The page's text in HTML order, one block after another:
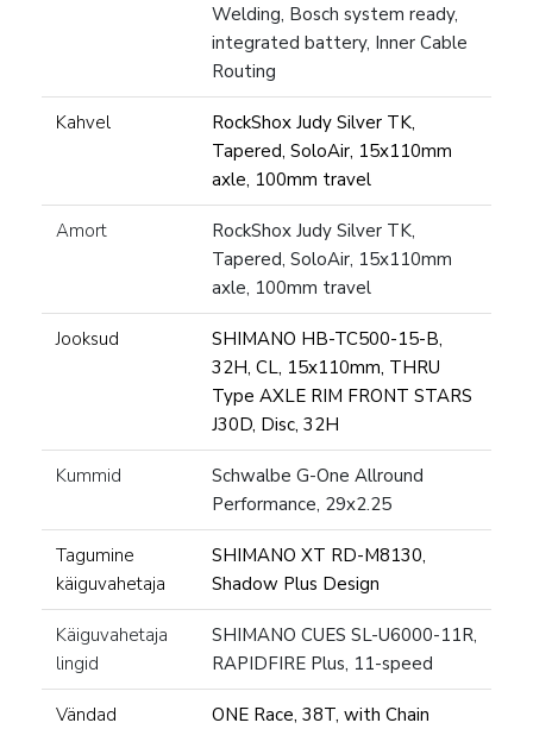
Welding, Bosch system ready,
integrated battery, Inner Cable
Routing
Kahvel
RockShox Judy Silver TK,
Tapered, SoloAir, 15x110mm
axle, 100mm travel
Amort
RockShox Judy Silver TK,
Tapered, SoloAir, 15x110mm
axle, 100mm travel
Jooksud
SHIMANO HB-TC500-15-B,
32H, CL, 15x110mm, THRU
Type AXLE RIM FRONT STARS
J30D, Disc, 32H
Kummid
Schwalbe G-One Allround
Performance, 29x2.25
Tagumine
käiguvahetaja
SHIMANO XT RD-M8130,
Shadow Plus Design
Käiguvahetaja
lingid
SHIMANO CUES SL-U6000-11R,
RAPIDFIRE Plus, 11-speed
Vändad
ONE Race, 38T, with Chain